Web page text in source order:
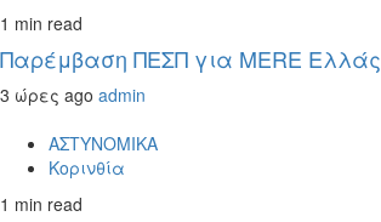
1 min read
Παρέμβαση ΠΕΣΠ για MERE Ελλάς
3 ώρες ago admin
ΑΣΤΥΝΟΜΙΚΑ
Κορινθία
1 min read